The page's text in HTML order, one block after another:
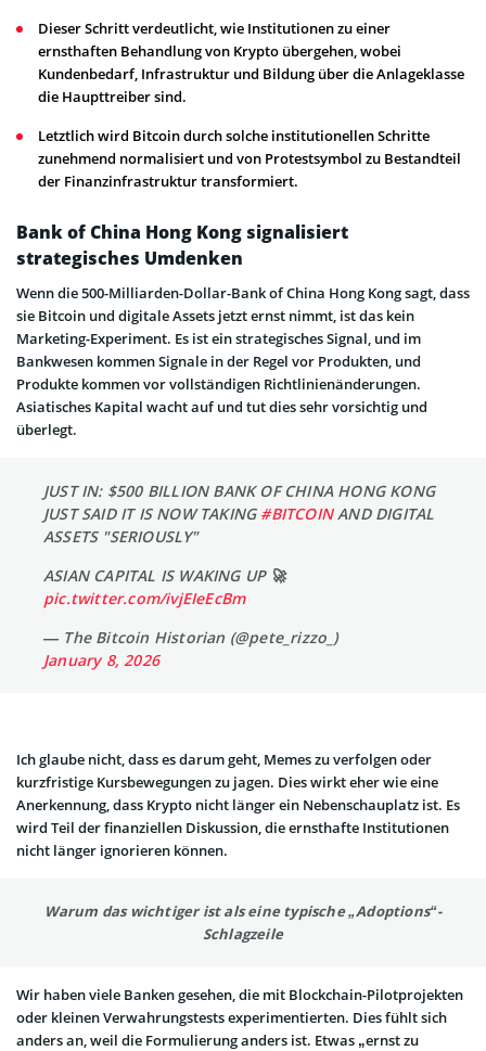
Dieser Schritt verdeutlicht, wie Institutionen zu einer
ernsthaften Behandlung von Krypto übergehen, wobei
Kundenbedarf, Infrastruktur und Bildung über die Anlageklasse
die Haupttreiber sind.
Letztlich wird Bitcoin durch solche institutionellen Schritte
zunehmend normalisiert und von Protestsymbol zu Bestandteil
der Finanzinfrastruktur transformiert.
Bank of China Hong Kong signalisiert
strategisches Umdenken
Wenn die 500-Milliarden-Dollar-Bank of China Hong Kong sagt, dass
sie Bitcoin und digitale Assets jetzt ernst nimmt, ist das kein
Marketing-Experiment. Es ist ein strategisches Signal, und im
Bankwesen kommen Signale in der Regel vor Produkten, und
Produkte kommen vor vollständigen Richtlinienänderungen.
Asiatisches Kapital wacht auf und tut dies sehr vorsichtig und
überlegt.
JUST IN: $500 BILLION BANK OF CHINA HONG KONG
JUST SAID IT IS NOW TAKING #BITCOINAND DIGITAL
ASSETS "SERIOUSLY"
ASIAN CAPITAL IS WAKING UP 🚀
pic.twitter.com/ivjEIeEcBm
— The Bitcoin Historian (@pete_rizzo_)
January 8, 2026
Ich glaube nicht, dass es darum geht, Memes zu verfolgen oder
kurzfristige Kursbewegungen zu jagen. Dies wirkt eher wie eine
Anerkennung, dass Krypto nicht länger ein Nebenschauplatz ist. Es
wird Teil der finanziellen Diskussion, die ernsthafte Institutionen
nicht länger ignorieren können.
Warum das wichtiger ist als eine typische „Adoptions“-
Schlagzeile
Wir haben viele Banken gesehen, die mit Blockchain-Pilotprojekten
oder kleinen Verwahrungstests experimentierten. Dies fühlt sich
anders an, weil die Formulierung anders ist. Etwas „ernst zu